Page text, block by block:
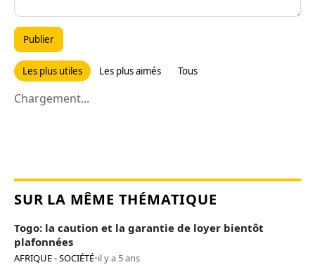
Publier
Les plus utiles Les plus aimés Tous
Chargement...
SUR LA MÊME THÉMATIQUE
Togo: la caution et la garantie de loyer bientôt
plafonnées
AFRIQUE - SOCIÉTÉ•il y a 5 ans